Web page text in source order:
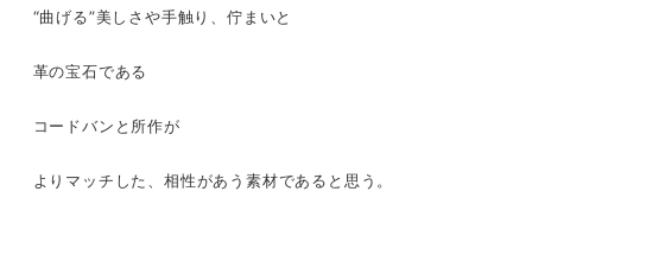
“曲げる”美しさや手触り、佇まいと
革の宝石である
コードバンと所作が
よりマッチした、相性があう素材であると思う。